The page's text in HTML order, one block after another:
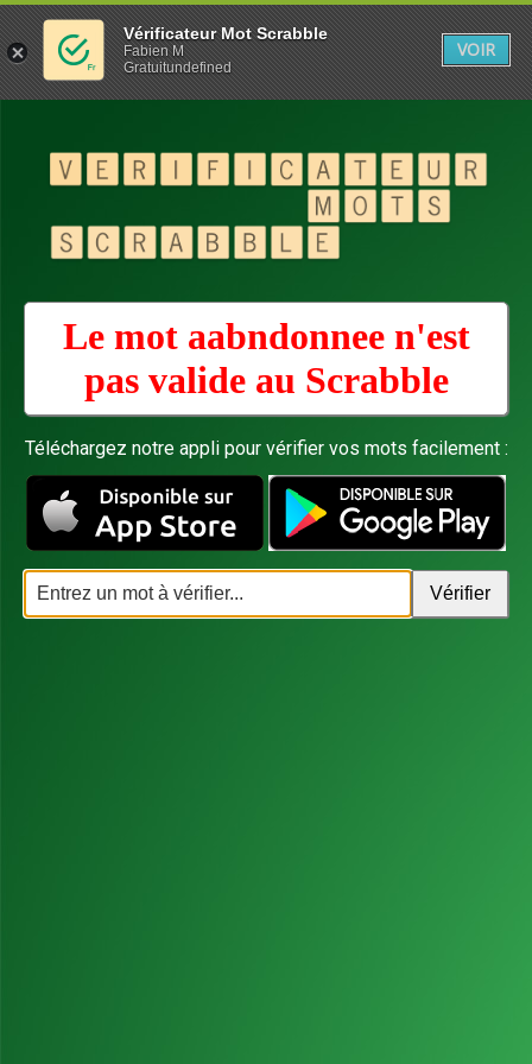
Le mot aabndonnee n'est
pas valide au Scrabble
Téléchargez notre appli pour vérifier vos mots facilement :
Vérificateur Mot Scrabble
Fabien M
Gratuitundefined
VOIR